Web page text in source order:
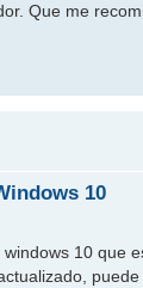
Que me
10
10 que